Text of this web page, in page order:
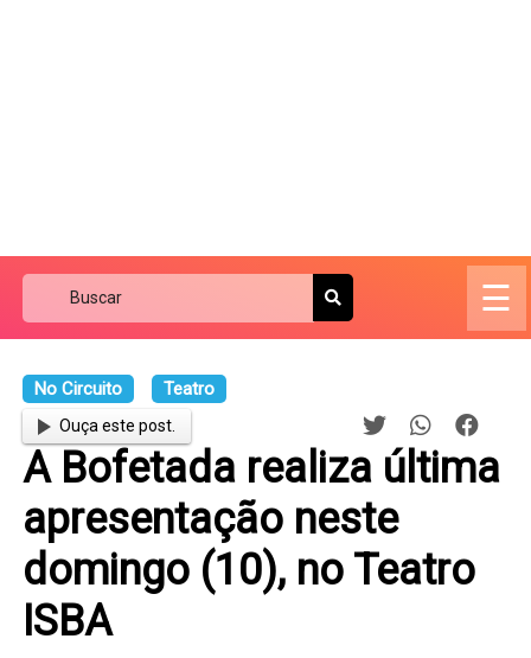
☰
No Circuito Teatro
Ouça este post.
A Bofetada realiza última
apresentação neste
domingo (10), no Teatro
ISBA